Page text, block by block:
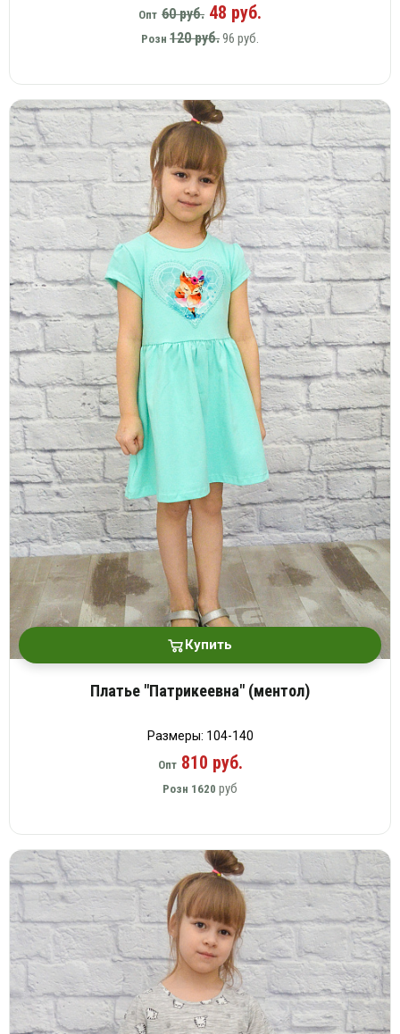
Опт 60 руб. 48 руб.
Розн 120 руб.96 руб.
Купить
Платье "Патрикеевна" (ментол)
Размеры: 104-140
Опт810 руб.
Розн 1620 руб